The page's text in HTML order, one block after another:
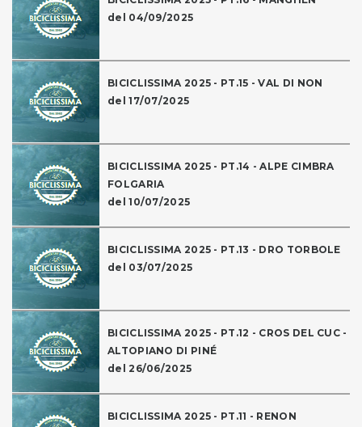
del 04/09/2025
BICICLISSIMA 2025 - PT.15 - VAL DI NON
del 17/07/2025
BICICLISSIMA 2025 - PT.14 - ALPE CIMBRA
FOLGARIA
del 10/07/2025
BICICLISSIMA 2025 - PT.13 - DRO TORBOLE
del 03/07/2025
BICICLISSIMA 2025 - PT.12 - CROS DEL CUC -
ALTOPIANO DI PINÉ
del 26/06/2025
BICICLISSIMA 2025 - PT.11 - RENON